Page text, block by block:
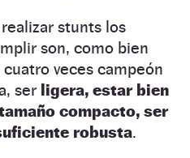
stunts los
son, como bien
veces campeón
ser ligera, estar bien
compacto, ser
robusta.